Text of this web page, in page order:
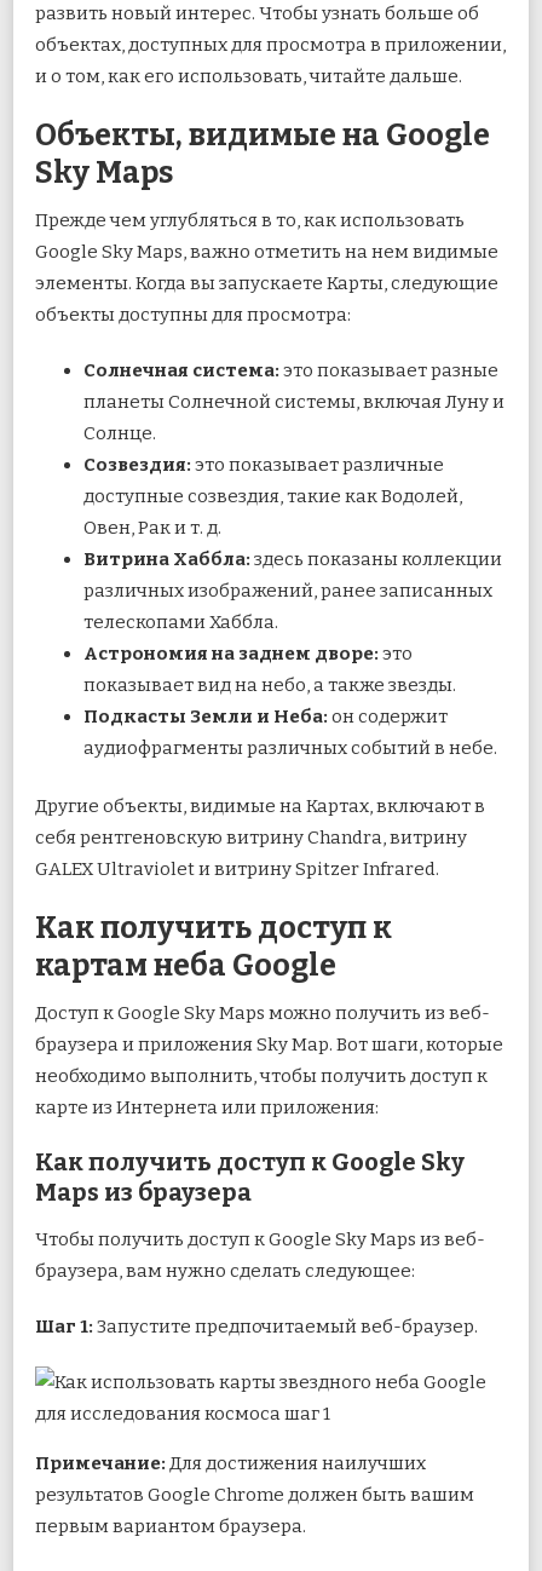
развить новый интерес. Чтобы узнать больше об
объектах, доступных для просмотра в приложении,
и о том, как его использовать, читайте дальше.
Объекты, видимые на Google
Sky Maps
Прежде чем углубляться в то, как использовать
Google Sky Maps, важно отметить на нем видимые
элементы. Когда вы запускаете Карты, следующие
объекты доступны для просмотра:
Солнечная система: это показывает разные
планеты Солнечной системы, включая Луну и
Солнце.
Созвездия: это показывает различные
доступные созвездия, такие как Водолей,
Овен, Рак и т. д.
Витрина Хаббла: здесь показаны коллекции
различных изображений, ранее записанных
телескопами Хаббла.
Астрономия на заднем дворе: это
показывает вид на небо, а также звезды.
Подкасты Земли и Неба: он содержит
аудиофрагменты различных событий в небе.
Другие объекты, видимые на Картах, включают в
себя рентгеновскую витрину Chandra, витрину
GALEX Ultraviolet и витрину Spitzer Infrared.
Как получить доступ к
картам неба Google
Доступ к Google Sky Maps можно получить из веб-
браузера и приложения Sky Map. Вот шаги, которые
необходимо выполнить, чтобы получить доступ к
карте из Интернета или приложения:
Как получить доступ к Google Sky
Maps из браузера
Чтобы получить доступ к Google Sky Maps из веб-
браузера, вам нужно сделать следующее:
Шаг 1: Запустите предпочитаемый веб-браузер.
Примечание: Для достижения наилучших
результатов Google Chrome должен быть вашим
первым вариантом браузера.